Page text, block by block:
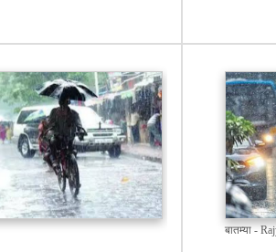
बातम्या -